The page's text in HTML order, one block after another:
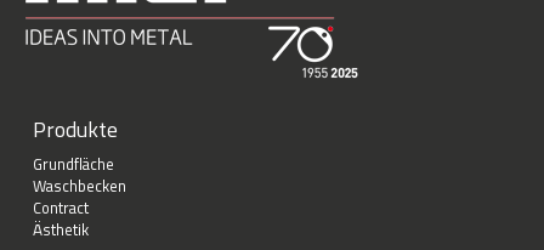
Produkte
Grundfläche
Waschbecken
Contract
Ästhetik